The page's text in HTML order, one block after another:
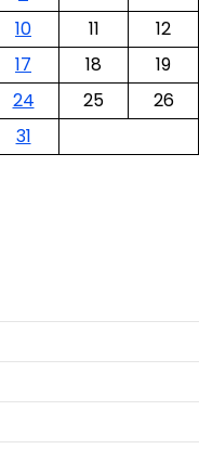
10 11
12
17 18
19
24 25
26
31